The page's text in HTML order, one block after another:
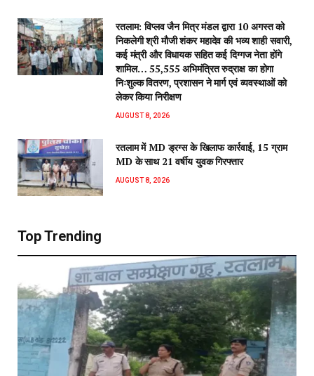
रतलाम: विप्लव जैन मित्र मंडल द्वारा 10 अगस्त को
निकलेगी श्री मौजी शंकर महादेव की भव्य शाही सवारी,
कई मंत्री और विधायक सहित कई दिग्गज नेता होंगे
शामिल… 55,555 अभिमंत्रित रुद्राक्ष का होगा
निःशुल्क वितरण, प्रशासन ने मार्ग एवं व्यवस्थाओं को
लेकर किया निरीक्षण
AUGUST 8, 2026
रतलाम में MD ड्रग्स के खिलाफ कार्रवाई, 15 ग्राम
MD के साथ 21 वर्षीय युवक गिरफ्तार
AUGUST 8, 2026
Top Trending